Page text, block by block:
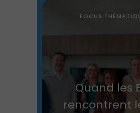
FOCUS
Quand les
rencontrent